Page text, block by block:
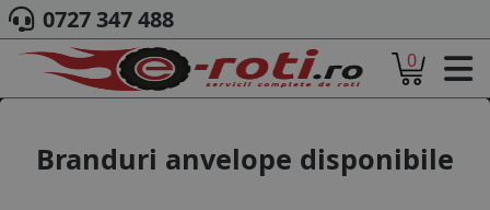
ACASA
AUTO
0727 347 488
0
Branduri anvelope disponibile